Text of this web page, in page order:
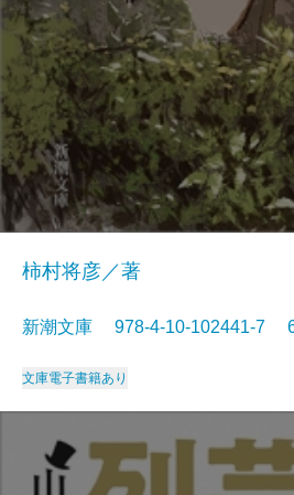
柿村将彦／著
新潮文庫 978-4-10-102441-7
文庫電子書籍あり